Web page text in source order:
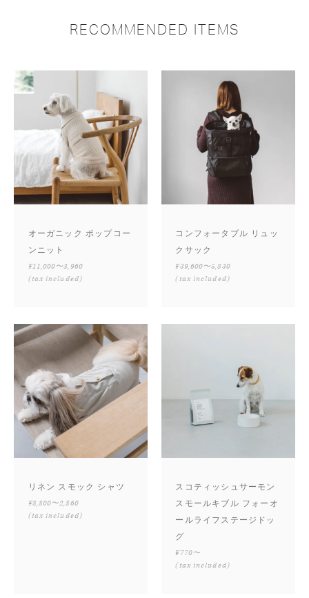
RECOMMENDED ITEMS
オーガニック ポップコー
ンニット
¥11,000〜3,960
(tax included)
コンフォータブル リュッ
クサック
¥39,600〜5,830
(tax included)
リネン スモック シャツ
¥8,800〜2,860
(tax included)
スコティッシュサーモン
スモールキブル フォーオ
ールライフステージドッ
グ
¥770〜
(tax included)